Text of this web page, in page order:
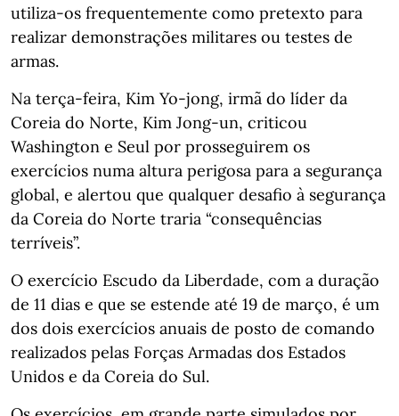
utiliza-os frequentemente como pretexto para
realizar demonstrações militares ou testes de
armas.
Na terça-feira, Kim Yo-jong, irmã do líder da
Coreia do Norte, Kim Jong-un, criticou
Washington e Seul por prosseguirem os
exercícios numa altura perigosa para a segurança
global, e alertou que qualquer desafio à segurança
da Coreia do Norte traria “consequências
terríveis”.
O exercício Escudo da Liberdade, com a duração
de 11 dias e que se estende até 19 de março, é um
dos dois exercícios anuais de posto de comando
realizados pelas Forças Armadas dos Estados
Unidos e da Coreia do Sul.